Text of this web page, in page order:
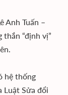
Anh Tuấn –
“định vị”
hệ thống
Luật Sửa đổi